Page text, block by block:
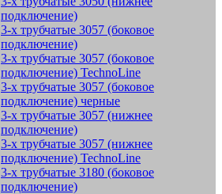
подключение)
3-х трубчатые 3057 (боковое
подключение)
3-х трубчатые 3057 (боковое
подключение) TechnoLine
3-х трубчатые 3057 (боковое
подключение) черные
3-х трубчатые 3057 (нижнее
подключение)
3-х трубчатые 3057 (нижнее
подключение) TechnoLine
3-х трубчатые 3180 (боковое
подключение)